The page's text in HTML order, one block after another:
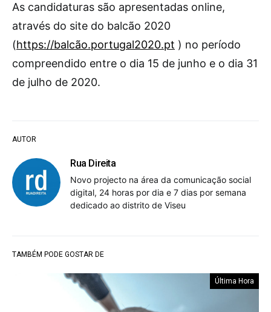
AUTOR
Rua Direita
Novo projecto na área da comunicação social
digital, 24 horas por dia e 7 dias por semana
dedicado ao distrito de Viseu
As candidaturas são apresentadas online,
através do site do balcão 2020
(https://balcão.portugal2020.pt ) no período
compreendido entre o dia 15 de junho e o dia 31
de julho de 2020.
TAMBÉM PODE GOSTAR DE
Última Hora